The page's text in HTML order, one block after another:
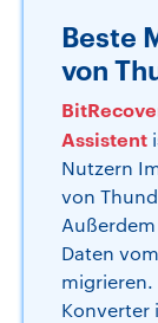
Beste
von
Assistent
Nutzern
von
Daten
Konverter